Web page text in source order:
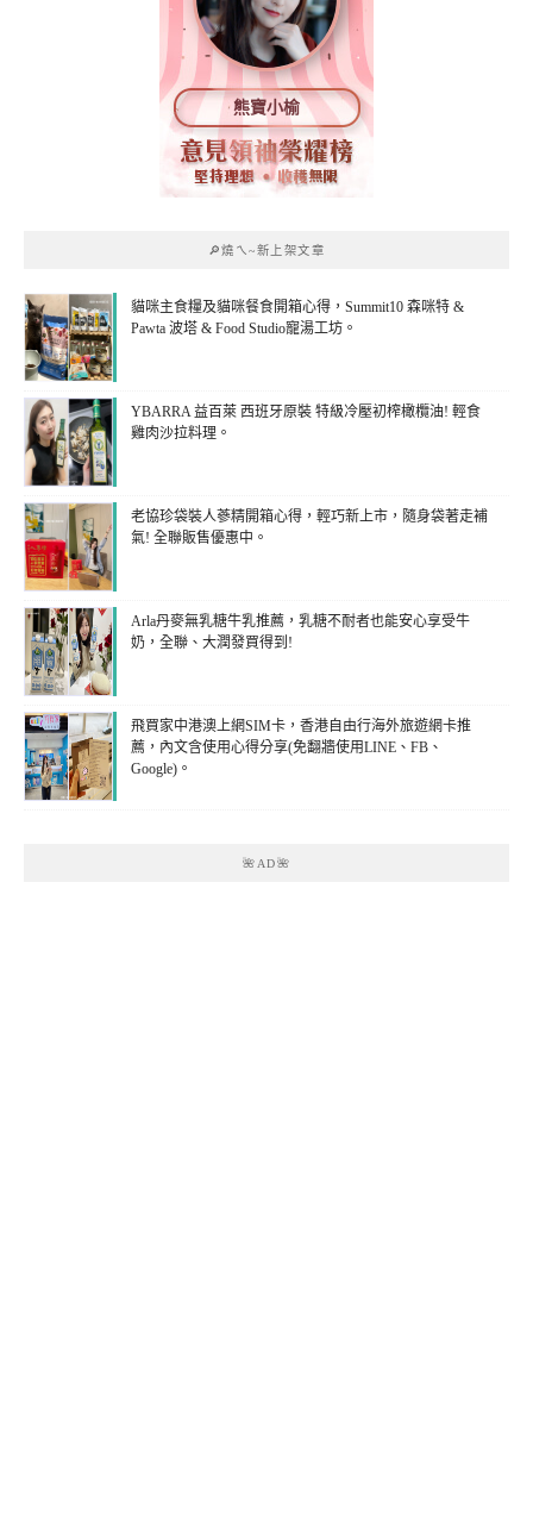
熊寶小榆
🔎燒ㄟ~新上架文章
貓咪主食糧及貓咪餐食開箱心得，Summit10 森咪特 &
Pawta 波塔 & Food Studio寵湯工坊。
YBARRA 益百萊 西班牙原裝 特級冷壓初榨橄欖油! 輕食
雞肉沙拉料理。
老協珍袋裝人蔘精開箱心得，輕巧新上市，隨身袋著走補
氣! 全聯販售優惠中。
Arla丹麥無乳糖牛乳推薦，乳糖不耐者也能安心享受牛
奶，全聯、大潤發買得到!
飛買家中港澳上網SIM卡，香港自由行海外旅遊網卡推
薦，內文含使用心得分享(免翻牆使用LINE、FB、
Google)。
🌺AD🌺